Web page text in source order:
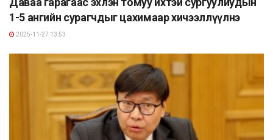
1-5 ангийн сурагчдыг цахимаар хичээллүүлнэ
2025-11-27 13:53